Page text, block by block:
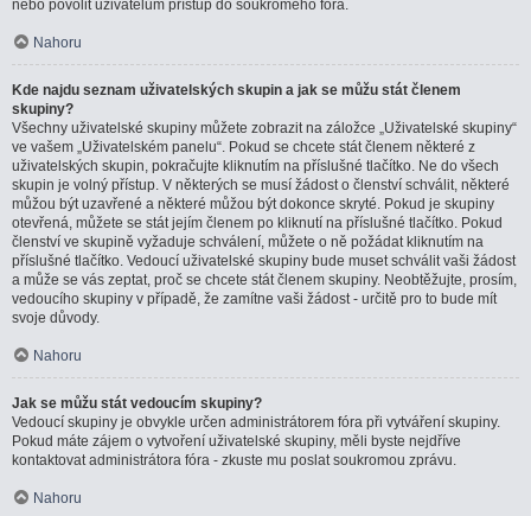
nebo povolit uživatelům přístup do soukromého fóra.
Nahoru
Kde najdu seznam uživatelských skupin a jak se můžu stát členem
skupiny?
Všechny uživatelské skupiny můžete zobrazit na záložce „Uživatelské skupiny“
ve vašem „Uživatelském panelu“. Pokud se chcete stát členem některé z
uživatelských skupin, pokračujte kliknutím na příslušné tlačítko. Ne do všech
skupin je volný přístup. V některých se musí žádost o členství schválit, některé
můžou být uzavřené a některé můžou být dokonce skryté. Pokud je skupiny
otevřená, můžete se stát jejím členem po kliknutí na příslušné tlačítko. Pokud
členství ve skupině vyžaduje schválení, můžete o ně požádat kliknutím na
příslušné tlačítko. Vedoucí uživatelské skupiny bude muset schválit vaši žádost
a může se vás zeptat, proč se chcete stát členem skupiny. Neobtěžujte, prosím,
vedoucího skupiny v případě, že zamítne vaši žádost - určitě pro to bude mít
svoje důvody.
Nahoru
Jak se můžu stát vedoucím skupiny?
Vedoucí skupiny je obvykle určen administrátorem fóra při vytváření skupiny.
Pokud máte zájem o vytvoření uživatelské skupiny, měli byste nejdříve
kontaktovat administrátora fóra - zkuste mu poslat soukromou zprávu.
Nahoru